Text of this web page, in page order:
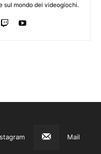
sul mondo dei videogiochi.
Mail